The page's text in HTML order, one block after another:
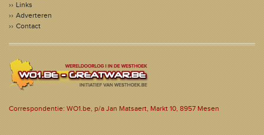
Links
Adverteren
Contact
Correspondentie: WO1.be, p/a Jan Matsaert, Markt 10, 8957 Mesen